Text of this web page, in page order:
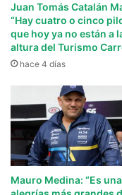
Juan Tomás Catalán
“Hay cuatro o cinco
que hoy ya no están a
altura del Turismo
hace 4 días
Mauro Medina: “Es